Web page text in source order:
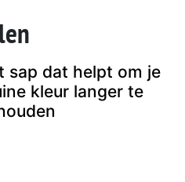
sap dat helpt om je
kleur langer te